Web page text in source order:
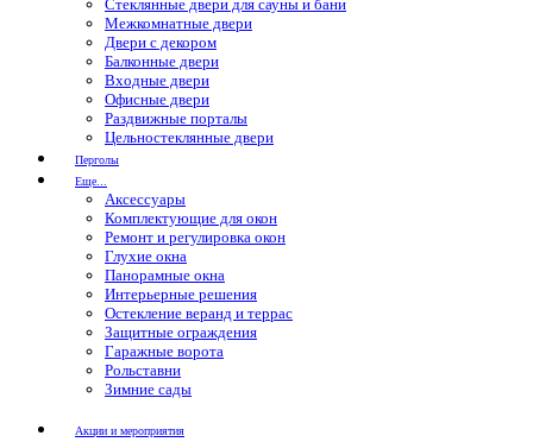
Стеклянные двери для сауны и бани
Межкомнатные двери
Двери с декором
Балконные двери
Входные двери
Офисные двери
Раздвижные порталы
Цельностеклянные двери
Перголы
Еще...
Аксессуары
Комплектующие для окон
Ремонт и регулировка окон
Глухие окна
Панорамные окна
Интерьерные решения
Остекление веранд и террас
Защитные ограждения
Гаражные ворота
Рольставни
Зимние сады
Акции и мероприятия